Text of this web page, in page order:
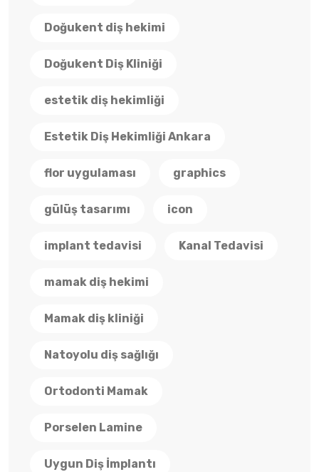
Doğukent diş hekimi
Doğukent Diş Kliniği
estetik diş hekimliği
Estetik Diş Hekimliği Ankara
flor uygulaması graphics
gülüş tasarımı icon
implant tedavisi Kanal Tedavisi
mamak diş hekimi
Mamak diş kliniği
Natoyolu diş sağlığı
Ortodonti Mamak
Porselen Lamine
Uygun Diş İmplantı